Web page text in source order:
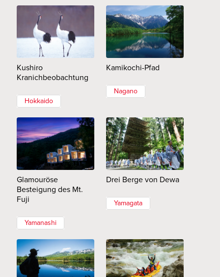
Kushiro
Kranichbeobachtung
Hokkaido
Kamikochi-Pfad
Nagano
Glamouröse
Besteigung des Mt.
Fuji
Yamanashi
Drei Berge von Dewa
Yamagata